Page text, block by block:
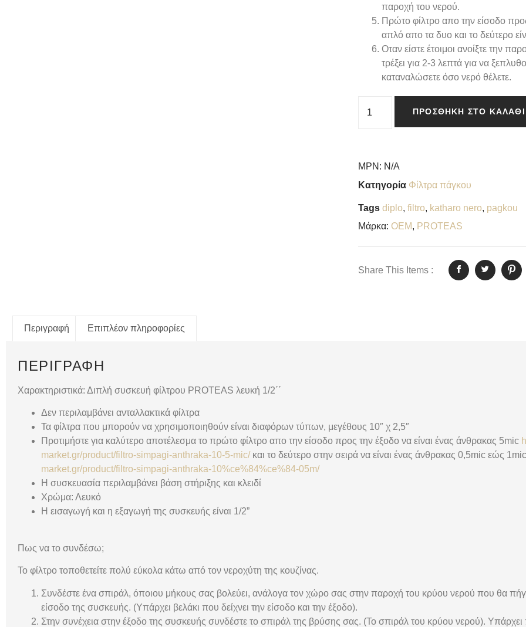
παροχή του νερού.
Πρώτο φίλτρο απο την είσοδο
απλό απο τα δυο και το δεύτερο
Οταν είστε έτοιμοι ανοίξτε την
τρέξει για 2-3 λεπτά για να
καταναλώσετε όσο νερό θέλετε.
ΠΡΟΣΘΉΚΗ ΣΤΟ ΚΑΛΆΘΙ
MPN: N/A
Κατηγορία Φίλτρα πάγκου
Tags diplo, filtro, katharo nero, pagkou
Μάρκα: OEM, PROTEAS
Share This Items :
Περιγραφή Επιπλέον πληροφορίες
ΠΕΡΙΓΡΑΦΉ
Χαρακτηριστικά: Διπλή συσκευή φίλτρου PROTEAS λευκή 1/2΄΄
Δεν περιλαμβάνει ανταλλακτικά φίλτρα
Τα φίλτρα που μπορούν να χρησιμοποιηθούν είναι διαφόρων τύπων, μεγέθους 10″ χ 2,5″
Προτιμήστε για καλύτερο αποτέλεσμα το πρώτο φίλτρο απο την είσοδο προς την έξοδο να είναι ένας άνθρακας 5mic
market.gr/product/filtro-simpagi-anthraka-10-5-mic/και το δεύτερο στην σειρά να είναι ένας άνθρακας 0,5mic εώς 1mic
market.gr/product/filtro-simpagi-anthraka-10%ce%84%ce%84-05m/
Η συσκευασία περιλαμβάνει βάση στήριξης και κλειδί
Χρώμα: Λευκό
Η εισαγωγή και η εξαγωγή της συσκευής είναι 1/2”
Πως να το συνδέσω;
Το φίλτρο τοποθετείτε πολύ εύκολα κάτω από τον νεροχύτη της κουζίνας.
Συνδέστε ένα σπιράλ, όποιου μήκους σας βολεύει, ανάλογα τον χώρο σας στην παροχή του κρύου νερού που θα
είσοδο της συσκευής. (Υπάρχει βελάκι που δείχνει την είσοδο και την έξοδο).
Στην συνέχεια στην έξοδο της συσκευής συνδέστε το σπιράλ της βρύσης σας. (Το σπιράλ του κρύου νερού).